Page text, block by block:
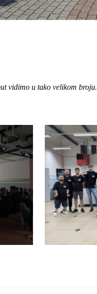
vidimo u tako velikom broju.